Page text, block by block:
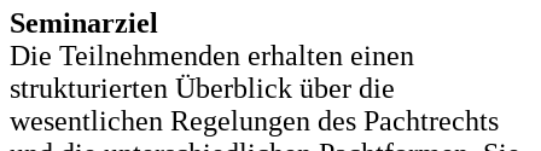
Seminarziel
Die Teilnehmenden erhalten einen
strukturierten Überblick über die
wesentlichen Regelungen des Pachtrechts